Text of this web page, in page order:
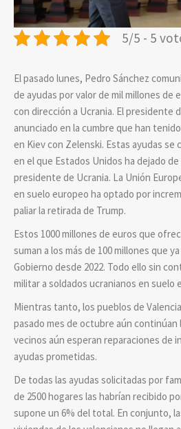
5/5 - 5
El pasado lunes, Pedro Sánchez
de ayudas por valor de mil millones de
con dirección a Ucrania. El presidente
anunciado en la cumbre que han
en Kiev con Zelenski. Estas ayudas
en el que Estados Unidos ha dejado
presidente de Ucrania. La Unión
en suelo europeo ha optado por
paliar la retirada de Trump.
Estos 1000 millones de euros que
suman a los más de 100 millones que
Gobierno desde 2022. Todo ello sin
militar a soldados ucranianos en suelo
Mientras tanto, los pueblos de
pasado mes de octubre aún continúan
vecinos aún esperan reparaciones de
ayudas prometidas.
De todas las ayudas solicitadas por
de 2500 hogares las habrían recibido
supone un 6% del total. En conjunto,